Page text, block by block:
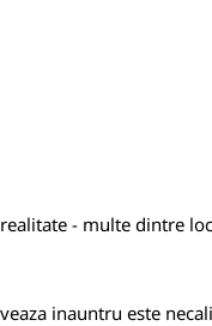
- multe dintre
inauntru este